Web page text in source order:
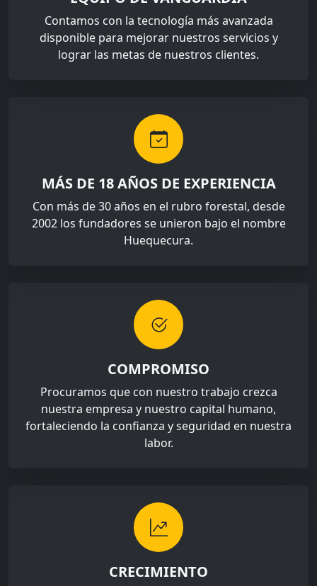
Contamos con la tecnología más avanzada
disponible para mejorar nuestros servicios y
lograr las metas de nuestros clientes.
MÁS DE 18 AÑOS DE EXPERIENCIA
Con más de 30 años en el rubro forestal, desde
2002 los fundadores se unieron bajo el nombre
Huequecura.
COMPROMISO
Procuramos que con nuestro trabajo crezca
nuestra empresa y nuestro capital humano,
fortaleciendo la confianza y seguridad en nuestra
labor.
CRECIMIENTO